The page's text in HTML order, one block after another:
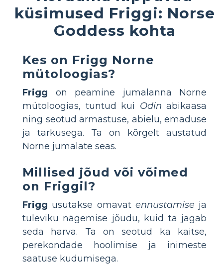
küsimused Friggi: Norse
Goddess kohta
Kes on Frigg Norne
mütoloogias?
Frigg on peamine jumalanna Norne
mütoloogias, tuntud kui Odin abikaasa
ning seotud armastuse, abielu, emaduse
ja tarkusega. Ta on kõrgelt austatud
Norne jumalate seas.
Millised jõud või võimed
on Friggil?
Frigg usutakse omavat ennustamise ja
tuleviku nägemise jõudu, kuid ta jagab
seda harva. Ta on seotud ka kaitse,
perekondade hoolimise ja inimeste
saatuse kudumisega.